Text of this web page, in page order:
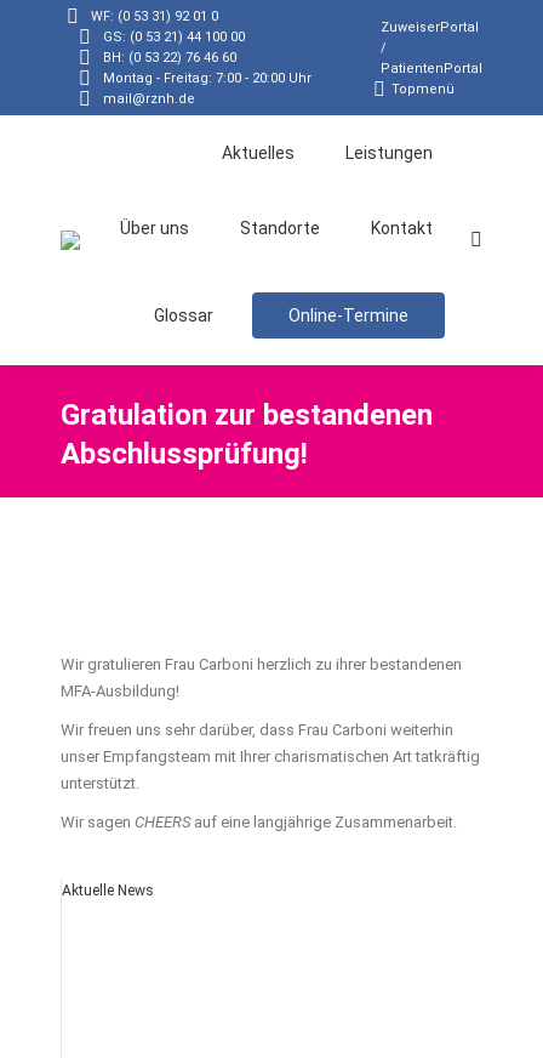
WF: (0 53 31) 92 01 0
GS: (0 53 21) 44 100 00
BH: (0 53 22) 76 46 60
Montag - Freitag: 7:00 - 20:00 Uhr
mail@rznh.de
ZuweiserPortal
/
PatientenPortal
Topmenü
Aktuelles Leistungen
Über uns Standorte Kontakt
Glossar Online-Termine
Search:
Gratulation zur bestandenen
Abschlussprüfung!
Wir gratulieren Frau Carboni herzlich zu ihrer bestandenen
MFA-Ausbildung!
Wir freuen uns sehr darüber, dass Frau Carboni weiterhin
unser Empfangsteam mit Ihrer charismatischen Art tatkräftig
unterstützt.
Wir sagen CHEERSauf eine langjährige Zusammenarbeit.
Aktuelle News